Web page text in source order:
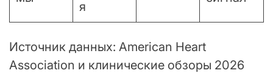
я
Источник данных: American Heart
Association и клинические обзоры 2026